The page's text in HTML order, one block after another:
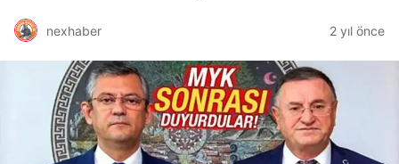
nexhaber 2 yıl önce